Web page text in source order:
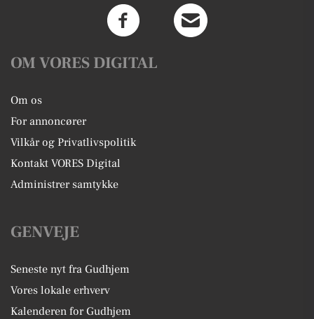
OM VORES DIGITAL
Om os
For annoncører
Vilkår og Privatlivspolitik
Kontakt VORES Digital
Administrer samtykke
GENVEJE
Seneste nyt fra Gudhjem
Vores lokale erhverv
Kalenderen for Gudhjem